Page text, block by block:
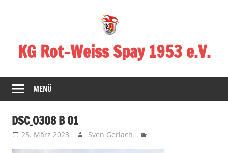
KG Rot-Weiss Spay 1953 e.V.
in
Spay!
MENÜ
DSC_0308 B 01
25. März 2023 Sven Gerlach